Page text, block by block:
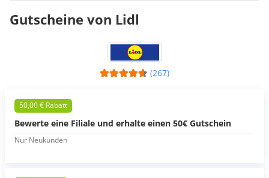
Gutscheine von Lidl
(267)
50,00 € Rabatt
Bewerte eine Filiale und erhalte einen 50€ Gutschein
Nur Neukunden